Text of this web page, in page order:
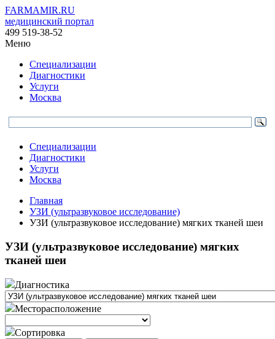
FARMAMIR.RU
медицинский портал
499 519-38-52
Меню
Специализации
Диагностики
Услуги
Москва
Специализации
Диагностики
Услуги
Москва
Главная
УЗИ (ультразвуковое исследование)
УЗИ (ультразвуковое исследование) мягких тканей шеи
УЗИ (ультразвуковое исследование) мягких
тканей шеи
Диагностика
Месторасположение
Сортировка